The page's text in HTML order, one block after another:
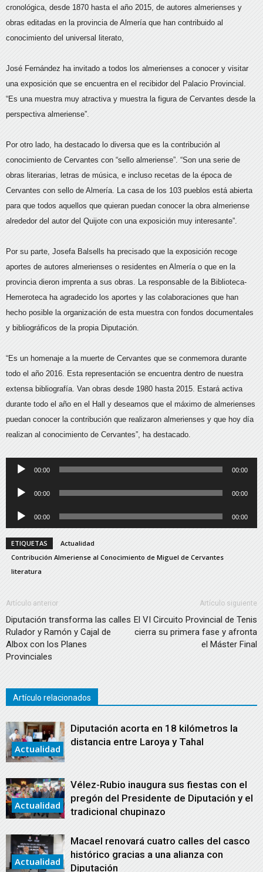
cronológica, desde 1870 hasta el año 2015, de autores almerienses y
obras editadas en la provincia de Almería que han contribuido al
conocimiento del universal literato,
José Fernández ha invitado a todos los almerienses a conocer y visitar
una exposición que se encuentra en el recibidor del Palacio Provincial.
“Es una muestra muy atractiva y muestra la figura de Cervantes desde la
perspectiva almeriense”.
Por otro lado, ha destacado lo diversa que es la contribución al
conocimiento de Cervantes con “sello almeriense”. “Son una serie de
obras literarias, letras de música, e incluso recetas de la época de
Cervantes con sello de Almería. La casa de los 103 pueblos está abierta
para que todos aquellos que quieran puedan conocer la obra almeriense
alrededor del autor del Quijote con una exposición muy interesante”.
Por su parte, Josefa Balsells ha precisado que la exposición recoge
aportes de autores almerienses o residentes en Almería o que en la
provincia dieron imprenta a sus obras. La responsable de la Biblioteca-
Hemeroteca ha agradecido los aportes y las colaboraciones que han
hecho posible la organización de esta muestra con fondos documentales
y bibliográficos de la propia Diputación.
“Es un homenaje a la muerte de Cervantes que se conmemora durante
todo el año 2016. Esta representación se encuentra dentro de nuestra
extensa bibliografía. Van obras desde 1980 hasta 2015. Estará activa
durante todo el año en el Hall y deseamos que el máximo de almerienses
puedan conocer la contribución que realizaron almerienses y que hoy día
realizan al conocimiento de Cervantes”, ha destacado.
Reproductor
audio
00:00 00:00
Reproductor
audio
00:00 00:00
Reproductor
de
audio
00:00 00:00
ETIQUETAS
Actualidad
Contribución Almeriense al Conocimiento de Miguel de Cervantes
literatura
Artículo anterior
Diputación transforma las calles
Rulador y Ramón y Cajal de
Albox con los Planes
Provinciales
Artículo siguiente
El VI Circuito Provincial de Tenis
cierra su primera fase y afronta
el Máster Final
Artículo relacionados
Actualidad
Diputación acorta en 18 kilómetros la
distancia entre Laroya y Tahal
Actualidad
Vélez-Rubio inaugura sus fiestas con el
pregón del Presidente de Diputación y el
tradicional chupinazo
Actualidad
Macael renovará cuatro calles del casco
histórico gracias a una alianza con
Diputación